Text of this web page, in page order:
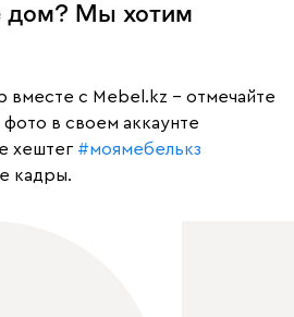
дом? Мы хотим
вместе с Mebel.kz – отмечайте
фото в своем аккаунте
хештег #моямебелькз
кадры.